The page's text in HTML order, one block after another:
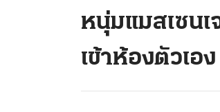
หนุ่มแมสเซนเ
เข้าห้องตัวเอง